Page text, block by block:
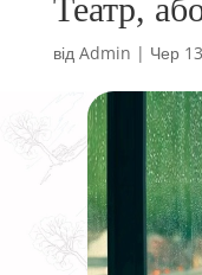
Театр,
від Admin | Чер